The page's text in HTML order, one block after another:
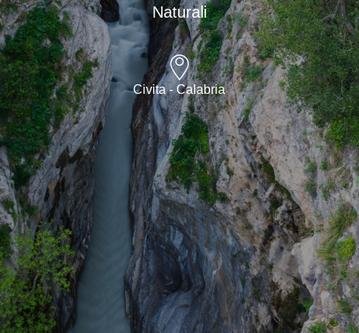
Naturali
Civita - Calabria